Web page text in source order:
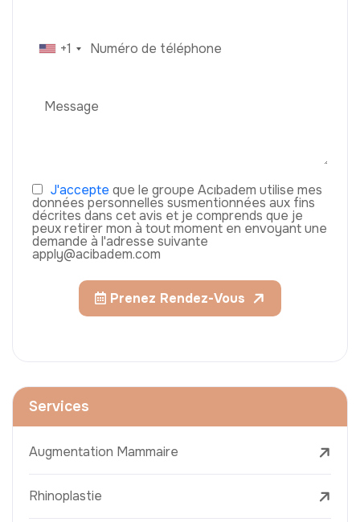
+1
J'accepte que le groupe Acıbadem utilise mes
données personnelles susmentionnées aux fins
décrites dans cet avis et je comprends que je
peux retirer mon à tout moment en envoyant une
demande à l'adresse suivante
apply@acibadem.com
Prenez Rendez-Vous
Services
Augmentation Mammaire
Rhinoplastie